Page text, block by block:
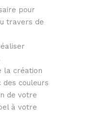
pour
travers de
la création
des couleurs
de votre
à votre